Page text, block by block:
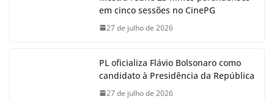
em cinco sessões no CinePG
27 de julho de 2026
PL oficializa Flávio Bolsonaro como
candidato à Presidência da República
27 de julho de 2026